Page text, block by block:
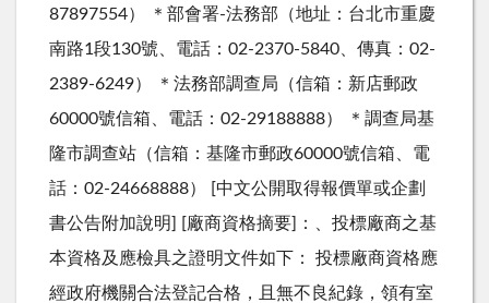
87897554） ＊部會署-法務部（地址：台北市重慶
南路1段130號、電話：02-2370-5840、傳真：02-
2389-6249） ＊法務部調查局（信箱：新店郵政
60000號信箱、電話：02-29188888） ＊調查局基
隆市調查站（信箱：基隆市郵政60000號信箱、電
話：02-24668888） [中文公開取得報價單或企劃
書公告附加說明] [廠商資格摘要]：、投標廠商之基
本資格及應檢具之證明文件如下： 投標廠商資格應
經政府機關合法登記合格，且無不良紀錄，領有室